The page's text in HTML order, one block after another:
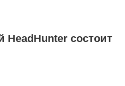
HeadHunter состоит